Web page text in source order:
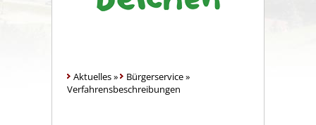
Aktuelles» Bürgerservice»
Verfahrensbeschreibungen